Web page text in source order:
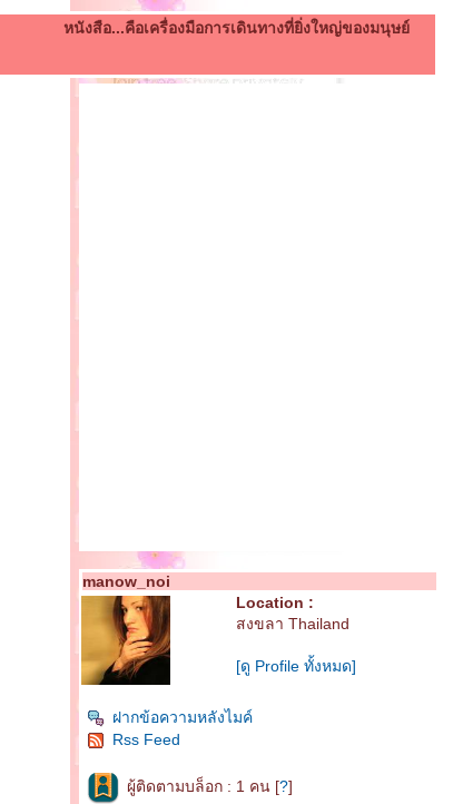
หนังสือ...คือเครื่องมือการเดินทางที่ยิ่งใหญ่ของมนุษย์
manow_noi
Location :
สงขลา Thailand
[ดู Profile ทั้งหมด]
ฝากข้อความหลังไมค์
Rss Feed
ผู้ติดตามบล็อก : 1 คน [?]